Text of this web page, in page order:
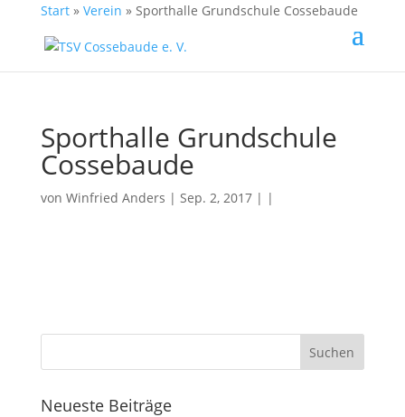
Start» Verein » Sporthalle Grundschule Cossebaude
Sporthalle Grundschule
Cossebaude
von Winfried Anders | Sep. 2, 2017 | |
Neueste Beiträge